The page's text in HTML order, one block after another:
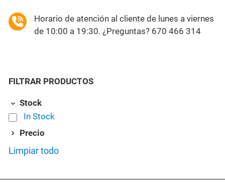
Horario de atención al cliente de lunes a viernes
de 10:00 a 19:30. ¿Preguntas? 670 466 314
FILTRAR PRODUCTOS
Stock
In Stock
Precio
Limpiar todo